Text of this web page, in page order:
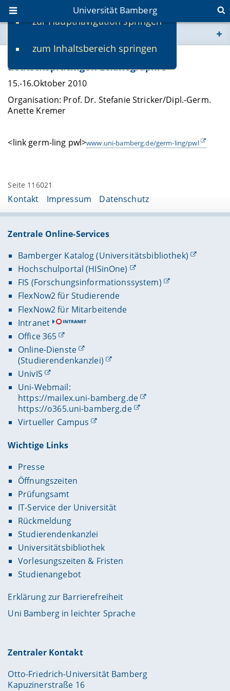
zur Hauptnavigation springen
zum Inhaltsbereich springen
Universität Bamberg
www.uni-bamberg.de
univis.uni-bamberg.de
Paradigmenwechsel in der
deutschsprachigen Lexikographie
15.-16.Oktober 2010
Organisation: Prof. Dr. Stefanie Stricker/Dipl.-Germ.
Anette Kremer
<link germ-ling pwl>www.uni-bamberg.de/germ-ling/pwl
Seite 116021
Kontakt Impressum Datenschutz
Zentrale Online-Services
Bamberger Katalog (Universitätsbibliothek)
Hochschulportal (HISinOne)
FIS (Forschungsinformationssystem)
FlexNow2 für Studierende
FlexNow2 für Mitarbeitende
Intranet
Office 365
Online-Dienste
(Studierendenkanzlei)
UnivIS
Uni-Webmail:
https://mailex.uni-bamberg.de
https://o365.uni-bamberg.de
Virtueller Campus
Wichtige Links
Presse
Öffnungszeiten
Prüfungsamt
IT-Service der Universität
Rückmeldung
Studierendenkanzlei
Universitätsbibliothek
Vorlesungszeiten & Fristen
Studienangebot
Erklärung zur Barrierefreiheit
Uni Bamberg in leichter Sprache
Zentraler Kontakt
Otto-Friedrich-Universität Bamberg
Kapuzinerstraße 16